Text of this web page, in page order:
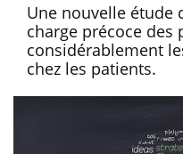
Une nouvelle étude
charge précoce des
considérablement
chez les patients.